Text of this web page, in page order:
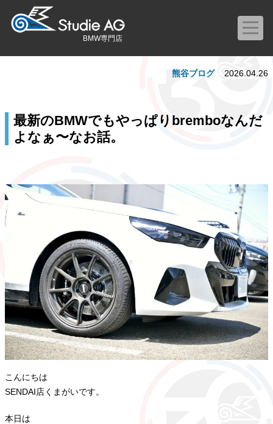
BMW専門店
最新のBMWでもやっぱりbremboなんだ
よなぁ〜なお話。
熊谷ブログ 2026.04.26
こんにちは
SENDAI店くまがいです。
本日は